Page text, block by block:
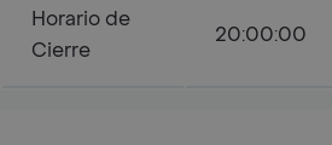
Horario de
Cierre
20:00:00